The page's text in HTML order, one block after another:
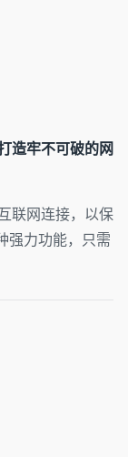
造牢不可破的网
联网连接，以保
强力功能，只需